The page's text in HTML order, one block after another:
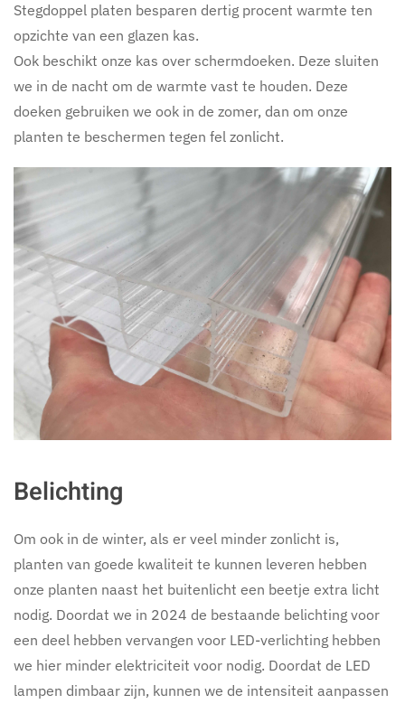
Stegdoppel platen besparen dertig procent warmte ten
opzichte van een glazen kas.
Ook beschikt onze kas over schermdoeken. Deze sluiten
we in de nacht om de warmte vast te houden. Deze
doeken gebruiken we ook in de zomer, dan om onze
planten te beschermen tegen fel zonlicht.
Belichting
Om ook in de winter, als er veel minder zonlicht is,
planten van goede kwaliteit te kunnen leveren hebben
onze planten naast het buitenlicht een beetje extra licht
nodig. Doordat we in 2024 de bestaande belichting voor
een deel hebben vervangen voor LED-verlichting hebben
we hier minder elektriciteit voor nodig. Doordat de LED
lampen dimbaar zijn, kunnen we de intensiteit aanpassen